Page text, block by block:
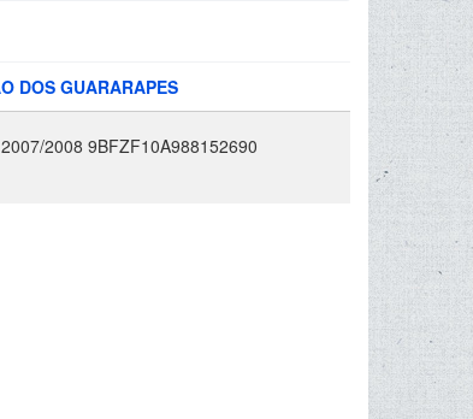
DOS GUARARAPES
2008 9BFZF10A988152690